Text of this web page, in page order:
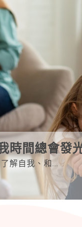
時間總會發
解自我、和...